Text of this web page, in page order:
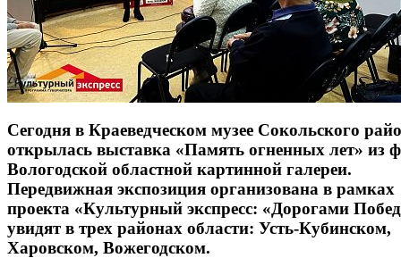
Сегодня в Краеведческом музее Сокольского
открылась выставка «Память огненных лет» из
Вологодской областной картинной галереи.
Передвижная экспозиция организована в рамках
проекта «Культурный экспресс: «Дорогами
увидят в трех районах области: Усть-Кубинском,
Харовском, Вожегодском.